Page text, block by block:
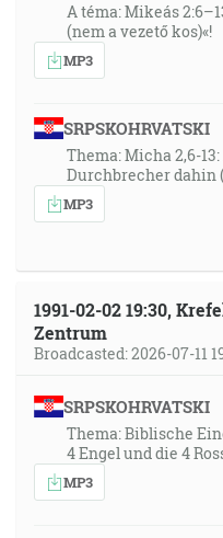
A téma: Mikeás
(nem a vezető kos)«!
MP3
SRPSKOHRVATSKI
Thema: Micha 2,6-
Durchbrecher dahin
MP3
1991-02-02 19:30,
Zentrum
Broadcasted: 2026-07-11
SRPSKOHRVATSKI
Thema: Biblische
4 Engel und die 4
MP3